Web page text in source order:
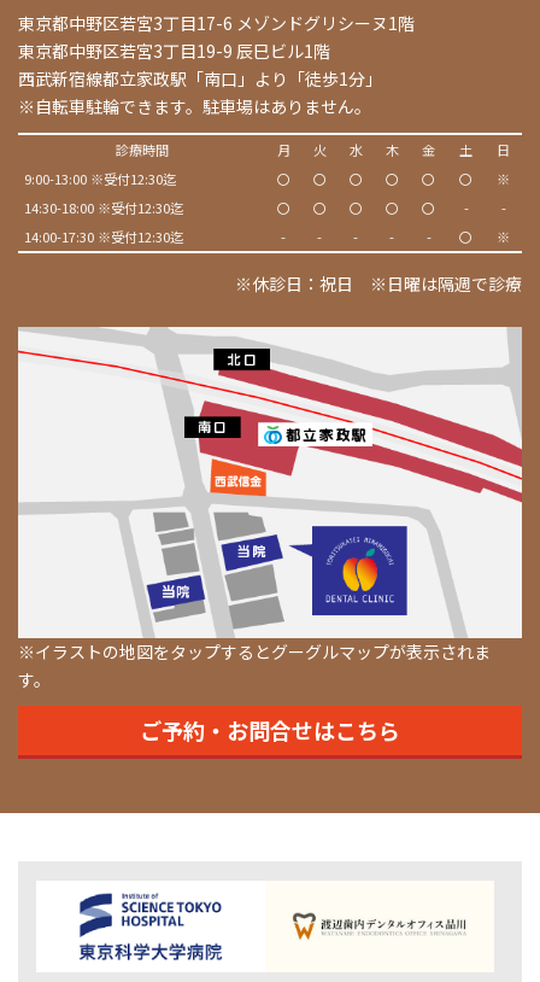
東京都中野区若宮3丁目17-6 メゾンドグリシーヌ1階
東京都中野区若宮3丁目19-9 辰巳ビル1階
西武新宿線都立家政駅「南口」より「徒歩1分」
※自転車駐輪できます。駐車場はありません。
診療時間 月 火 水 木 金 土
日
9:00-13:00 ※受付12:30迄
〇 〇 〇 〇 〇 〇
※
14:30-18:00 ※受付12:30迄
〇 〇 〇 〇 〇 -
-
14:00-17:30 ※受付12:30迄
- - - - - 〇 ※
※休診日：祝日 ※日曜は隔週で診療
※イラストの地図をタップするとグーグルマップが表示されま
す。
ご予約・お問合せはこちら